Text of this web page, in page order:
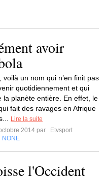
avoir
voilà un nom qui n’en finit pas
quotidiennement et qui
la planète entière. En effet, le
fait des ravages en Afrique
Lire la suite
2014 par
Etvsport
NONE
l'Occident